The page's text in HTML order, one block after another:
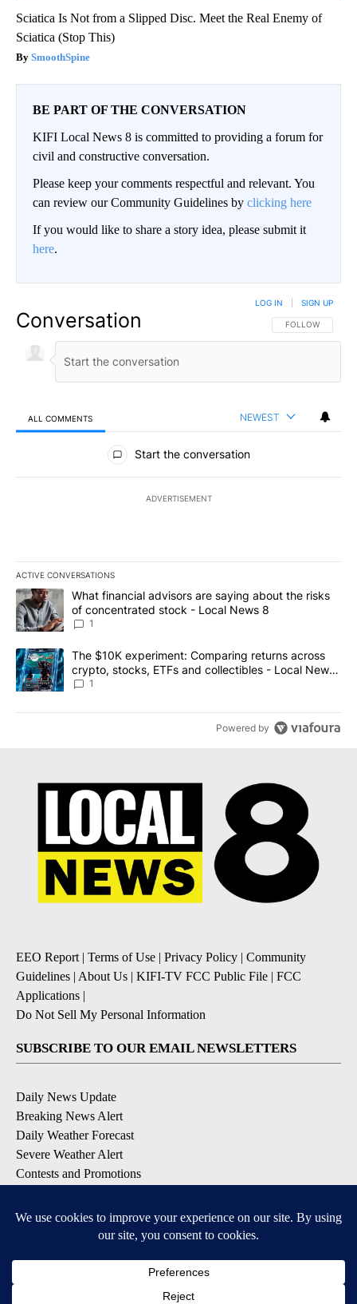
Sciatica Is Not from a Slipped Disc. Meet the Real Enemy of
Sciatica (Stop This)
SmoothSpine
BE PART OF THE CONVERSATION
KIFI Local News 8 is committed to providing a forum for
civil and constructive conversation.
Please keep your comments respectful and relevant. You
can review our Community Guidelines by clicking here
If you would like to share a story idea, please submit it
here.
Conversation FOLLOW THIS
FOLLOW
LOG IN SIGN UP
ALL COMMENTS NEWEST
All Comments
Start the conversation
ADVERTISEMENT
ACTIVE CONVERSATIONS
The following is a list of the most commented articles in the last
A trending article titled "What financial advisors are saying
What financial advisors are saying about the risks
of concentrated stock - Local News 8
1
A trending article titled "The $10K experiment: Comparing
The $10K experiment: Comparing returns across
crypto, stocks, ETFs and collectibles - Local News
8
1
Powered by
EEO Report| Terms of Use | Privacy Policy | Community
Guidelines | About Us | KIFI-TV FCC Public File | FCC
Applications |
Do Not Sell My Personal Information
SUBSCRIBE TO OUR EMAIL NEWSLETTERS
Daily News Update
Breaking News Alert
Daily Weather Forecast
Severe Weather Alert
Contests and Promotions